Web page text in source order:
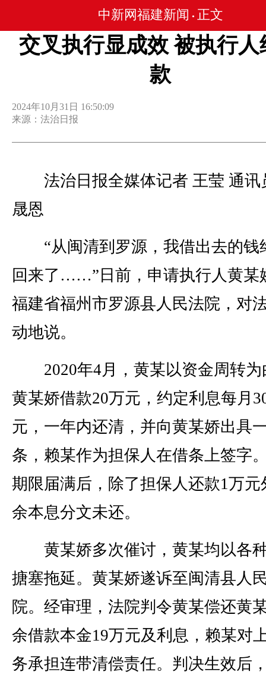
中新网福建新闻 • 正文
交叉执行显成效 被执行人
款
2024年10月31日 16:50:09
来源：法治日报
法治日报全媒体记者 王莹 通讯
晟恩
“从闽清到罗源，我借出去的钱
回来了……”日前，申请执行人黄某
福建省福州市罗源县人民法院，对
动地说。
2020年4月，黄某以资金周转为
黄某娇借款20万元，约定利息每月
元，一年内还清，并向黄某娇出具
条，赖某作为担保人在借条上签字
期限届满后，除了担保人还款1万元
余本息分文未还。
黄某娇多次催讨，黄某均以各
搪塞拖延。黄某娇遂诉至闽清县人
院。经审理，法院判令黄某偿还黄
余借款本金19万元及利息，赖某对
务承担连带清偿责任。判决生效后